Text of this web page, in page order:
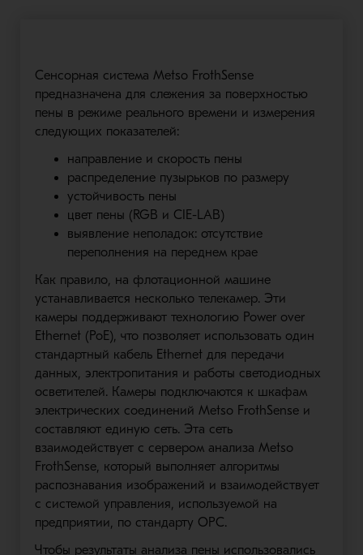
Сенсорная система Metso FrothSense
предназначена для слежения за поверхностью
пены в режиме реального времени и измерения
следующих показателей:
направление и скорость пены
распределение пузырьков по размеру
устойчивость пены
цвет пены (RGB и CIE-LAB)
выявление неполадок: отсутствие
переполнения на переднем крае
Как правило, на флотационной машине
устанавливается несколько телекамер. Эти
камеры поддерживают технологию Power over
Ethernet (PoE), что позволяет использовать один
стандартный кабель Ethernet для передачи
данных, электропитания и работы светодиодных
осветителей. Камеры подключаются к шкафам
электрических соединений Metso FrothSense и
составляют единую сеть. Эта сеть
взаимодействует с сервером анализа Metso
FrothSense, который выполняет алгоритмы
распознавания изображений и взаимодействует
с системой управления, используемой на
предприятии, по стандарту OPC.
Чтобы результаты анализа пены использовались